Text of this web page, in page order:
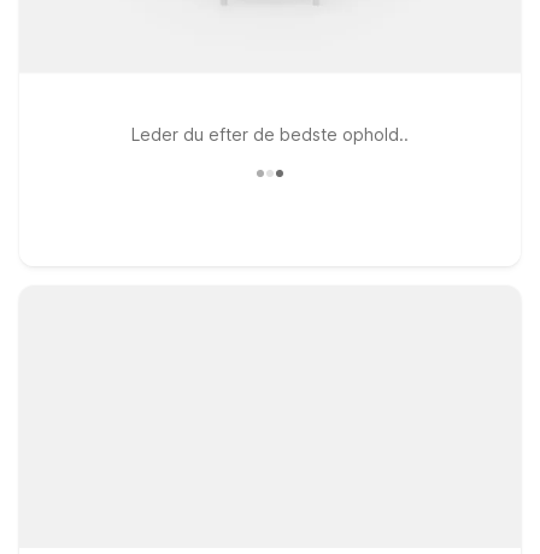
Leder du efter de bedste ophold..